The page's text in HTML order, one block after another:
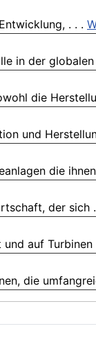
. . .
in der globalen
die
und
die
der sich
auf Turbinen
die